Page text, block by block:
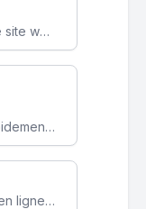
Boostez la visibilité de votre site web sur Google et attirez du trafic qualifié grâce à nos stratégies SEO.
Attirez des clients ciblés rapidement avec des campagnes publicitaires payantes optimisées pour vos objectifs.
Augmentez votre notoriété en ligne et stimulez la croissance de votre entreprise grâce à une stratégie sociale sur mesure.